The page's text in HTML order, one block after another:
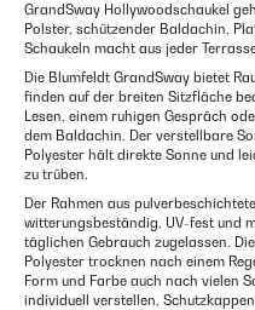
GrandSway Hollywoodschaukel
Polster, schützender Baldachin,
Schaukeln macht aus jeder
Die Blumfeldt GrandSway bietet
finden auf der breiten Sitzfläche
Lesen, einem ruhigen Gespräch
dem Baldachin. Der verstellbare
Polyester hält direkte Sonne und
zu trüben.
Der Rahmen aus
witterungsbeständig, UV-fest und
täglichen Gebrauch zugelassen.
Polyester trocknen nach einem
Form und Farbe auch nach vielen
individuell verstellen,